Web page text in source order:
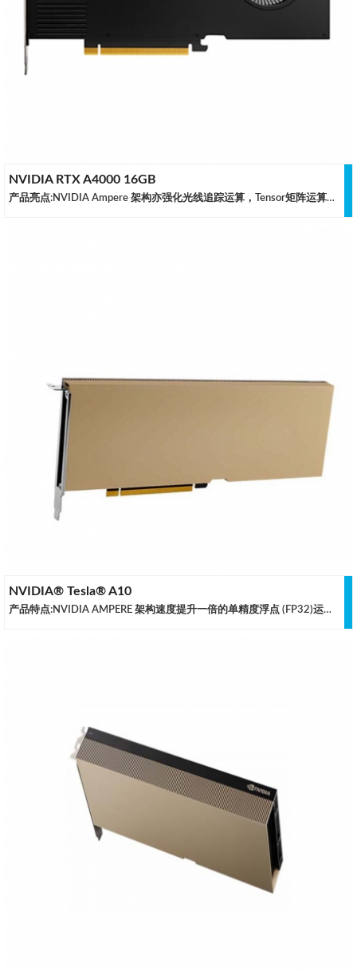
NVIDIA RTX A4000 16GB
产品亮点:NVIDIA Ampere 架构亦强化光线追踪运算，Tensor矩阵运算以及FP32和INT32运算的平行执行。可提供高性能的即时光线追踪，AI加速计算和专业图形渲染。 基于Turing GPU主要增强SM功能。单片RTX A4000 卡可以渲染具有物理上准确的阴影，反射和折射的复杂专业模型，从而使用户能够立即洞察设计结果。规格参数GPU 架构NVIDIA AmpereCUDA 并行处理
NVIDIA® Tesla® A10
产品特点:NVIDIA AMPERE 架构速度提升一倍的单精度浮点 (FP32)运算处理和改善的能效可显著提高图形和计算工作流程的性能，例如复杂的 3D 计算机辅助设计 (CAD) 和计算机辅助工程 (CAE)。第二代 RT CORE凭借高达 2 倍于上一代产品的吞吐量，以及并行运行光线追踪与着色或降噪功能的能力，第二代 RT Core 可大幅加快电影内容的逼真渲染、建筑设计评估以及产品设计的虚拟